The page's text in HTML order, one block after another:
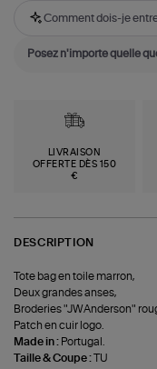
Comment dois-je
LIVRAISON
OFFERTE DÈS 150
€
DESCRIPTION
Tote bag en toile marron,
Deux grandes anses,
Broderies "JWAnderson"
Patch en cuir logo.
Made in : Portugal.
Taille & Coupe :TU